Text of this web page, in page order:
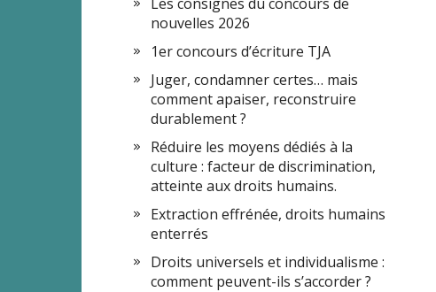
nouvelles 2026
1er concours d’écriture TJA
Juger, condamner certes… mais
comment apaiser, reconstruire
durablement ?
Réduire les moyens dédiés à la
culture : facteur de discrimination,
atteinte aux droits humains.
Extraction effrénée, droits humains
enterrés
Droits universels et individualisme :
comment peuvent-ils s’accorder ?